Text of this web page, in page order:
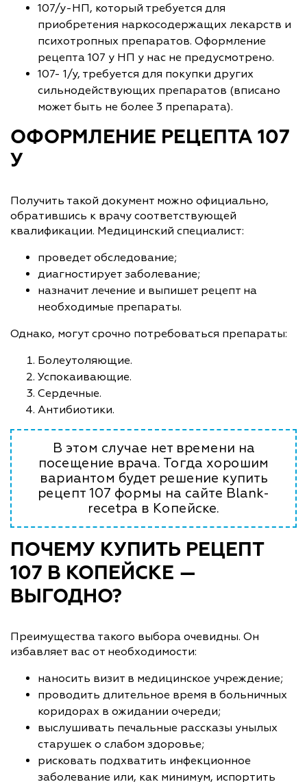
107/у-НП, который требуется для
приобретения наркосодержащих лекарств и
психотропных препаратов. Оформление
рецепта 107 у НП у нас не предусмотрено.
107- 1/у, требуется для покупки других
сильнодействующих препаратов (вписано
может быть не более 3 препарата).
ОФОРМЛЕНИЕ РЕЦЕПТА 107
У
Получить такой документ можно официально,
обратившись к врачу соответствующей
квалификации. Медицинский специалист:
проведет обследование;
диагностирует заболевание;
назначит лечение и выпишет рецепт на
необходимые препараты.
Однако, могут срочно потребоваться препараты:
Болеутоляющие.
Успокаивающие.
Сердечные.
Антибиотики.
В этом случае нет времени на
посещение врача. Тогда хорошим
вариантом будет решение купить
рецепт 107 формы на сайте Blank-
recetpa в Копейске.
ПОЧЕМУ КУПИТЬ РЕЦЕПТ
107 В КОПЕЙСКЕ —
ВЫГОДНО?
Преимущества такого выбора очевидны. Он
избавляет вас от необходимости:
наносить визит в медицинское учреждение;
проводить длительное время в больничных
коридорах в ожидании очереди;
выслушивать печальные рассказы унылых
старушек о слабом здоровье;
рисковать подхватить инфекционное
заболевание или, как минимум, испортить